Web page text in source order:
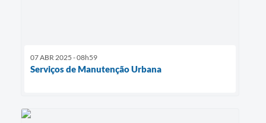
07 ABR 2025 - 08h59
Serviços de Manutenção Urbana